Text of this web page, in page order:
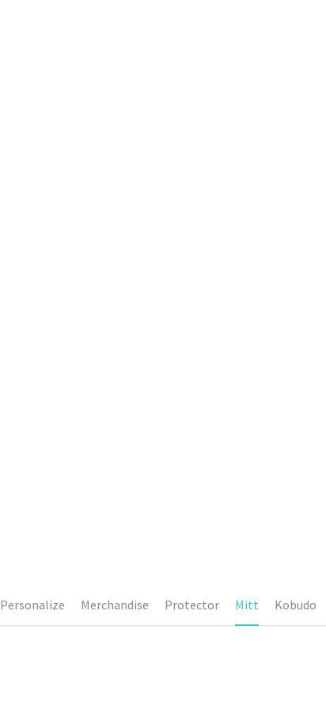
Personalize Merchandise Protector Mitt Kobudo